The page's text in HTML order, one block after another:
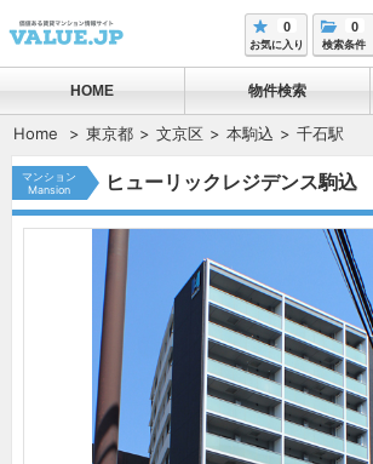
0
お気に入り
0
検索条件
HOME 物件検索
Home 東京都 文京区 本駒込 千石駅
マンション
Mansion
ヒューリックレジデンス駒込